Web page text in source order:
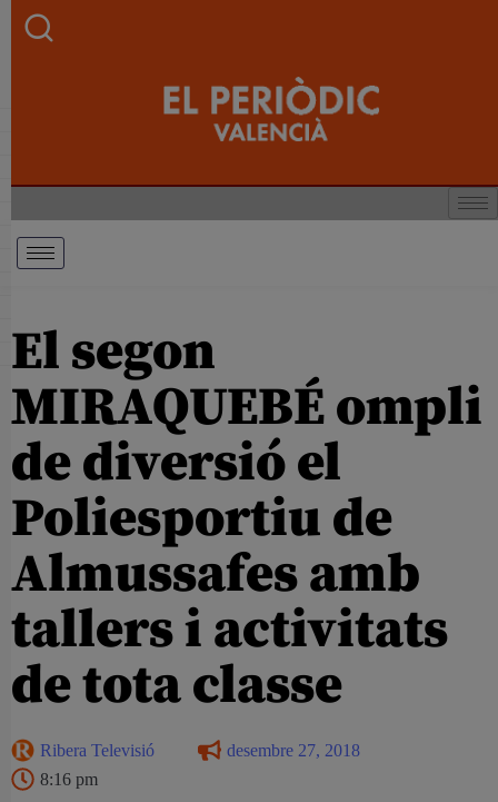
El segon
MIRAQUEBÉ ompli
de diversió el
Poliesportiu de
Almussafes amb
tallers i activitats
de tota classe
Ribera Televisió
desembre 27, 2018
8:16 pm